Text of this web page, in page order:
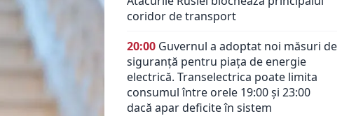
coridor de transport
20:00 Guvernul a adoptat noi măsuri de
siguranță pentru piața de energie
electrică. Transelectrica poate limita
consumul între orele 19:00 și 23:00
dacă apar deficite în sistem